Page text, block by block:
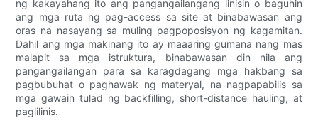
ng kakayahang ito ang pangangailangang linisin o baguhin
ang mga ruta ng pag-access sa site at binabawasan ang
oras na nasayang sa muling pagpoposisyon ng kagamitan.
Dahil ang mga makinang ito ay maaaring gumana nang mas
malapit sa mga istruktura, binabawasan din nila ang
pangangailangan para sa karagdagang mga hakbang sa
pagbubuhat o paghawak ng materyal, na nagpapabilis sa
mga gawain tulad ng backfilling, short-distance hauling, at
paglilinis.